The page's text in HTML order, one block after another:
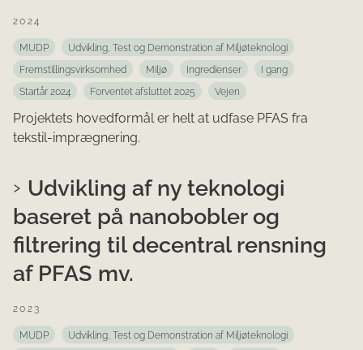
2024
MUDP
Udvikling, Test og Demonstration af Miljøteknologi
Fremstillingsvirksomhed
Miljø Ingredienser
I gang
Startår 2024
Forventet afsluttet 2025 Vejen
Projektets hovedformål er helt at udfase PFAS fra
tekstil-imprægnering.
Udvikling af ny teknologi
baseret på nanobobler og
filtrering til decentral rensning
af PFAS mv.
2023
MUDP
Udvikling, Test og Demonstration af Miljøteknologi